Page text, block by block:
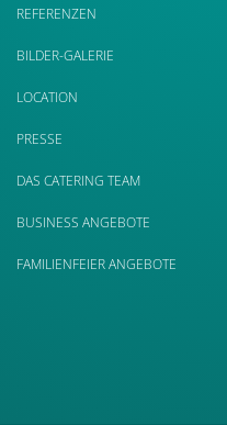
REFERENZEN
BILDER-GALERIE
LOCATION
PRESSE
DAS CATERING TEAM
BUSINESS ANGEBOTE
FAMILIENFEIER ANGEBOTE